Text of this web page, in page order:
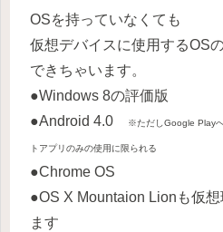
OSを持っていなくても
仮想デバイスに使用するOS
できちゃいます。
●Windows 8の評価版
●Android 4.0
※ただしGoogle Play
トアプリのみの使用に限られる
●Chrome OS
●OS X Mountaion Lionも仮
ます